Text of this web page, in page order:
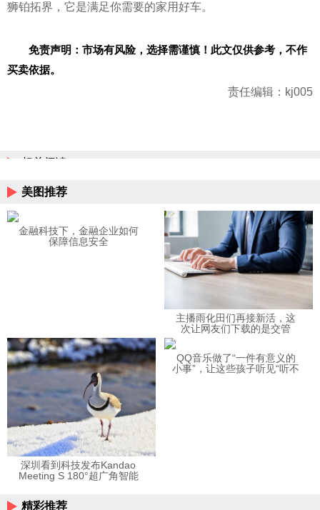
狮铂拓界，它是满足你需要的家用好车。
免责声明：市场有风险，选择需谨慎！此文仅供参考，不作
买卖依据。
责任编辑：kj005
相关阅读
美图推荐
金融科技下，金融企业如何
保障信息安全
主播雨化田们再接新活，这
次让网友们下载的是交管
深圳看到科技发布Kandao
Meeting S 180°超广角智能
QQ音乐做了“一件有意义的
小事”，让这些孩子听见“听不
精彩推荐